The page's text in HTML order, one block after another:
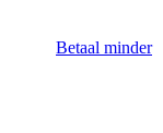
Betaal minder